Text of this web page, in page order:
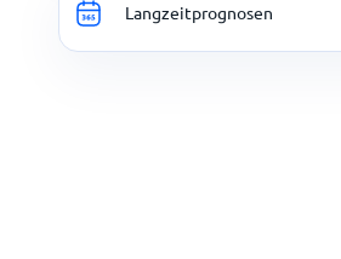
Langzeitprognosen